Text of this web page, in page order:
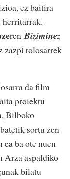
ez baitira
herritarrak.
ren Biziminez
zazpi tolosarrek
da film
proiektu
Bilboko
sortu zen
ba ote nuen
Arza aspaldiko
bilatu